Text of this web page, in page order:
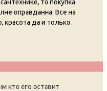
то покупка
оправданна. Все на
красота да и только.
кто его оставит